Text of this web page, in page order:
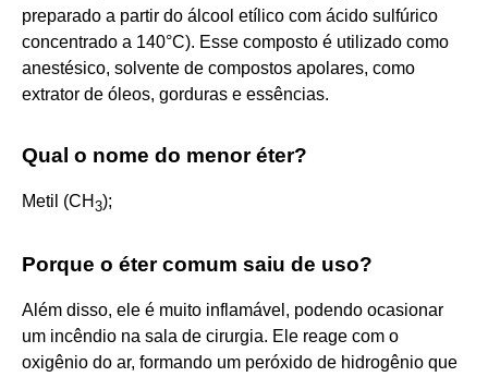
preparado a partir do álcool etílico com ácido sulfúrico
concentrado a 140°C). Esse composto é utilizado como
anestésico, solvente de compostos apolares, como
extrator de óleos, gorduras e essências.
Qual o nome do menor éter?
Metil (CH 3);
Porque o éter comum saiu de uso?
Além disso, ele é muito inflamável, podendo ocasionar
um incêndio na sala de cirurgia. Ele reage com o
oxigênio do ar, formando um peróxido de hidrogênio que